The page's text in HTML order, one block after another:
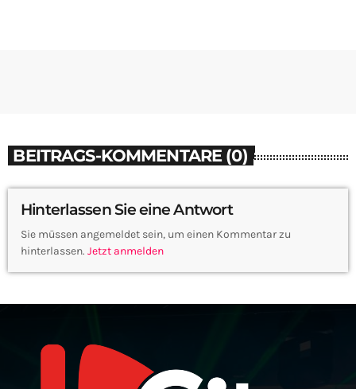
BEITRAGS-KOMMENTARE (0)
Hinterlassen Sie eine Antwort
Sie müssen angemeldet sein, um einen Kommentar zu
hinterlassen. Jetzt anmelden